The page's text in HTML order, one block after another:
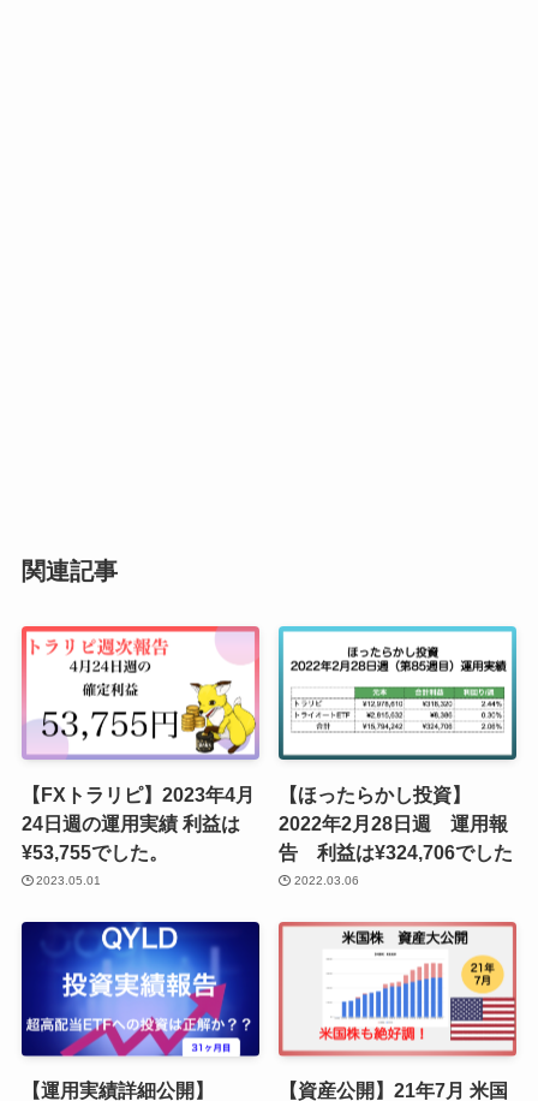
関連記事
【FXトラリピ】2023年4月
24日週の運用実績 利益は
¥53,755でした。
2023.05.01
【ほったらかし投資】
2022年2月28日週 運用報
告 利益は¥324,706でした
2022.03.06
【運用実績詳細公開】
【資産公開】21年7月 米国